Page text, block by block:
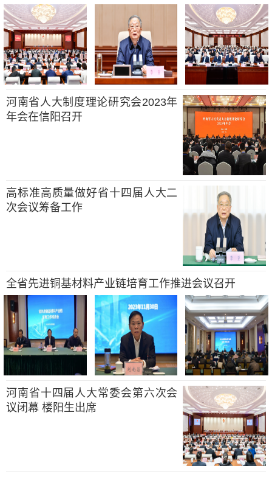
河南省人大制度理论研究会2023年
年会在信阳召开
高标准高质量做好省十四届人大二
次会议筹备工作
全省先进铜基材料产业链培育工作推进会议召开
河南省十四届人大常委会第六次会
议闭幕 楼阳生出席